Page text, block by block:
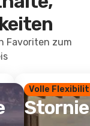
Favoriten zum
Volle